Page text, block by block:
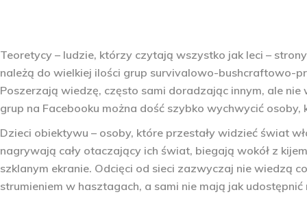
Teoretycy – ludzie, którzy czytają wszystko jak leci –
należą do wielkiej ilości grup survivalowo-bushcraftowo-
Poszerzają wiedzę, często sami doradzając innym, ale
grup na Facebooku można dość szybko wychwycić
Dzieci obiektywu – osoby, które przestały widzieć świat
nagrywają cały otaczający ich świat, biegają wokół z
szklanym ekranie. Odcięci od sieci zazwyczaj nie wiedzą
strumieniem w hasztagach, a sami nie mają jak